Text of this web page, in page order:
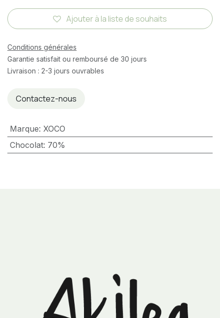
Ajouter à la liste de souhaits
Conditions générales
Garantie satisfait ou remboursé de 30 jours
Livraison : 2-3 jours ouvrables
Contactez-nous
Marque: XOCO
Chocolat: 70%